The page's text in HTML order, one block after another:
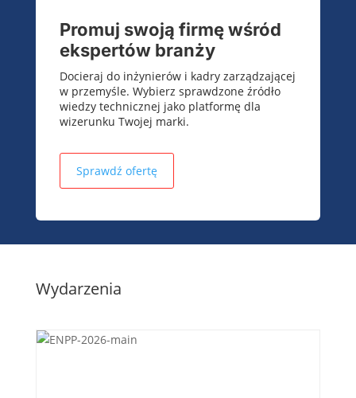
Promuj swoją firmę wśród
ekspertów branży
Docieraj do inżynierów i kadry zarządzającej
w przemyśle. Wybierz sprawdzone źródło
wiedzy technicznej jako platformę dla
wizerunku Twojej marki.
Sprawdź ofertę
Wydarzenia